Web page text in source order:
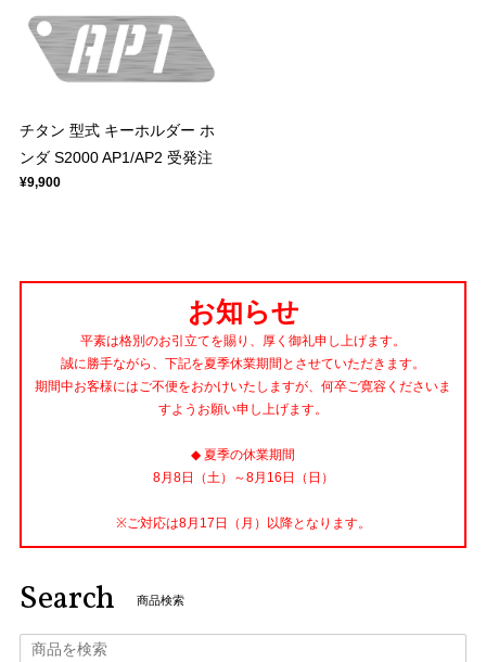
チタン 型式 キーホルダー ホ
ンダ S2000 AP1/AP2 受発注
¥9,900
お知らせ
平素は格別のお引立てを賜り、厚く御礼申し上げます。
誠に勝手ながら、下記を夏季休業期間とさせていただきます。
期間中お客様にはご不便をおかけいたしますが、何卒ご寛容くださいま
すようお願い申し上げます。
◆ 夏季の休業期間
8月8日（土）～8月16日（日）
※ご対応は8月17日（月）以降となります。
Search 商品検索